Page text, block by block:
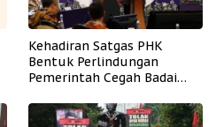
Kehadiran Satgas PHK
Bentuk Perlindungan
Pemerintah Cegah Badai